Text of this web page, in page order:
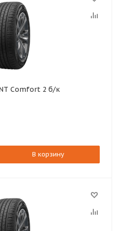
215/60R16 99 H CORDIANT Comfort 2 б/к
В корзину